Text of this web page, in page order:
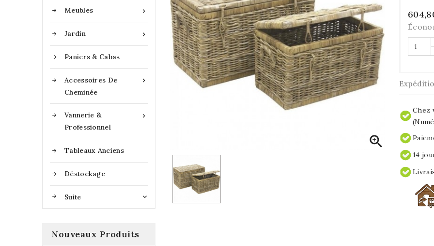

Meubles

Jardin
Paniers & Cabas

Accessoires De
Cheminée

Vannerie &
Professionnel
Tableaux Anciens
Déstockage
Suite 
Nouveaux Produits

Chez
14